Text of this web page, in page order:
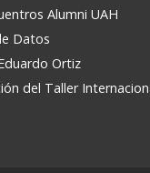
Alumni UAH
Datos
Ortiz
del Taller